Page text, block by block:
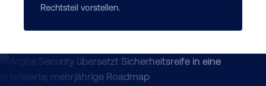
Rechtsteil vorstellen.